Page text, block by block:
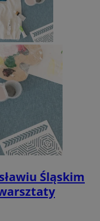
Śląskim